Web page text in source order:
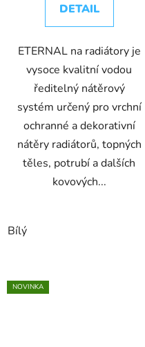
DETAIL
ETERNAL na radiátory je
vysoce kvalitní vodou
ředitelný nátěrový
systém určený pro vrchní
ochranné a dekorativní
nátěry radiátorů, topných
těles, potrubí a dalších
kovových...
Bílý
NOVINKA